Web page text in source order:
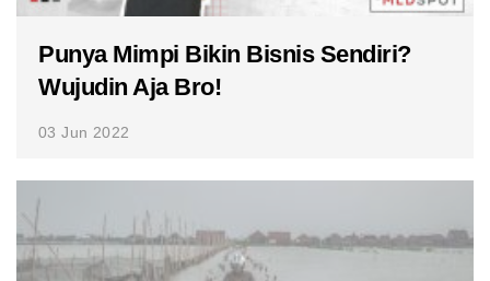
Punya Mimpi Bikin Bisnis Sendiri?
Wujudin Aja Bro!
03 Jun 2022